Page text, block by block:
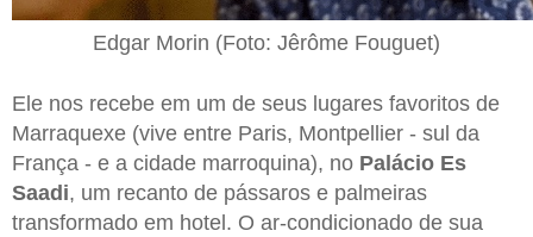
Edgar Morin (Foto: Jêrôme Fouguet)
Ele nos recebe em um de seus lugares favoritos de
Marraquexe (vive entre Paris, Montpellier - sul da
França - e a cidade marroquina), no Palácio Es
Saadi, um recanto de pássaros e palmeiras
transformado em hotel. O ar-condicionado de sua